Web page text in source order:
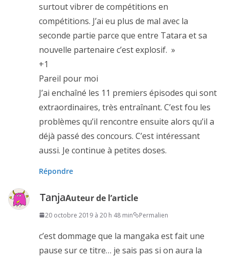
surtout vibrer de compétitions en
compétitions. J’ai eu plus de mal avec la
seconde partie parce que entre Tatara et sa
nouvelle partenaire c’est explosif. »
+1
Pareil pour moi
J’ai enchaîné les 11 premiers épisodes qui sont
extraordinaires, très entraînant. C’est fou les
problèmes qu’il rencontre ensuite alors qu’il a
déjà passé des concours. C’est intéressant
aussi. Je continue à petites doses.
Répondre
TanjaAuteur de l’article
20 octobre 2019 à 20 h 48 min Permalien
c’est dommage que la mangaka est fait une
pause sur ce titre… je sais pas si on aura la